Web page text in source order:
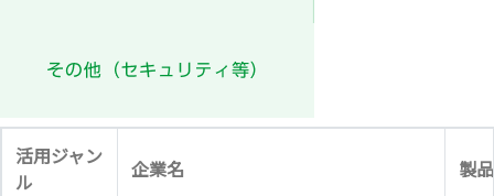
活用ジャン
ル
企業名 製